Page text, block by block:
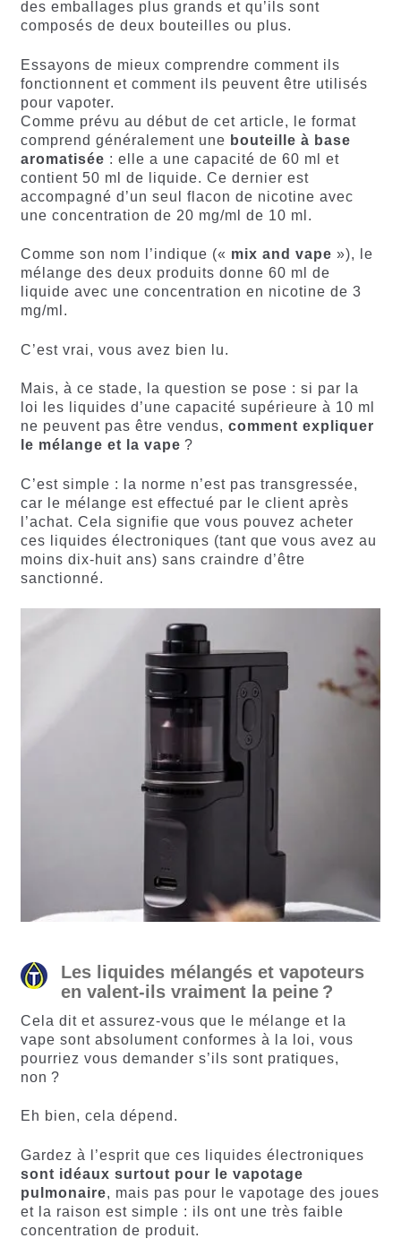
des emballages plus grands et qu’ils sont
composés de deux bouteilles ou plus.
Essayons de mieux comprendre comment ils
fonctionnent et comment ils peuvent être utilisés
pour vapoter.
Comme prévu au début de cet article, le format
comprend généralement une bouteille à base
aromatisée : elle a une capacité de 60 ml et
contient 50 ml de liquide. Ce dernier est
accompagné d’un seul flacon de nicotine avec
une concentration de 20 mg/ml de 10 ml.
Comme son nom l’indique (« mix and vape »), le
mélange des deux produits donne 60 ml de
liquide avec une concentration en nicotine de 3
mg/ml.
C’est vrai, vous avez bien lu.
Mais, à ce stade, la question se pose : si par la
loi les liquides d’une capacité supérieure à 10 ml
ne peuvent pas être vendus, comment expliquer
le mélange et la vape ?
C’est simple : la norme n’est pas transgressée,
car le mélange est effectué par le client après
l’achat. Cela signifie que vous pouvez acheter
ces liquides électroniques (tant que vous avez au
moins dix-huit ans) sans craindre d’être
sanctionné.
Les liquides mélangés et vapoteurs
en valent-ils vraiment la peine ?
Cela dit et assurez-vous que le mélange et la
vape sont absolument conformes à la loi, vous
pourriez vous demander s’ils sont pratiques,
non ?
Eh bien, cela dépend.
Gardez à l’esprit que ces liquides électroniques
sont idéaux surtout pour le vapotage
pulmonaire, mais pas pour le vapotage des joues
et la raison est simple : ils ont une très faible
concentration de produit.